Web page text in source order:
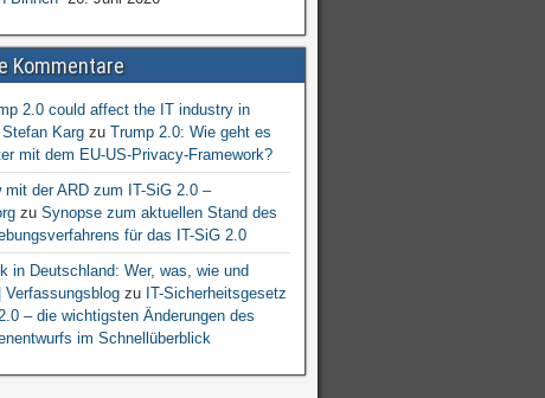
Kommentare
2.0 could affect the IT industry in
Stefan Kargzu Trump 2.0: Wie geht es
mit dem EU-US-Privacy-Framework?
mit der ARD zum IT-SiG 2.0 –
zu Synopse zum aktuellen Stand des
für das IT-SiG 2.0
in Deutschland: Wer, was, wie und
Verfassungsblogzu IT-Sicherheitsgesetz
– die wichtigsten Änderungen des
im Schnellüberblick